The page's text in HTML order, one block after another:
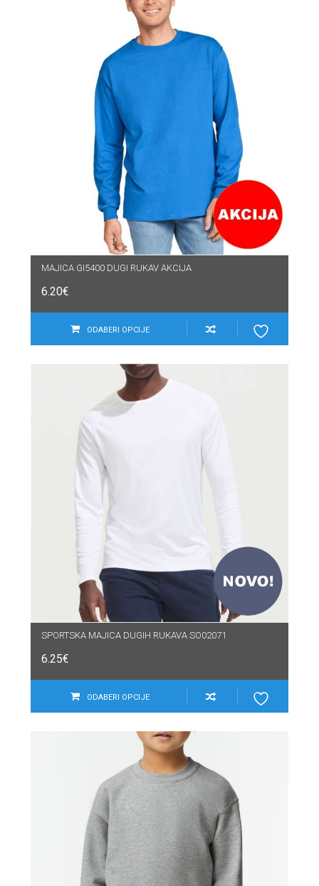
MAJICA GI5400 DUGI RUKAV AKCIJA
6.20€
ODABERI OPCIJE
SPORTSKA MAJICA DUGIH RUKAVA SO02071
6.25€
ODABERI OPCIJE